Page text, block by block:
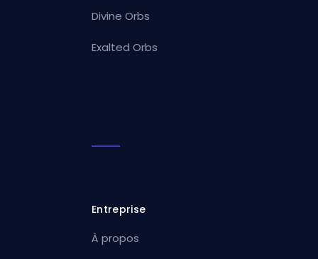
Divine Orbs
Exalted Orbs
Entreprise
À propos